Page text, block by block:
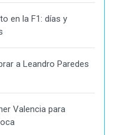
en la F1: días y
a Leandro Paredes
Valencia para